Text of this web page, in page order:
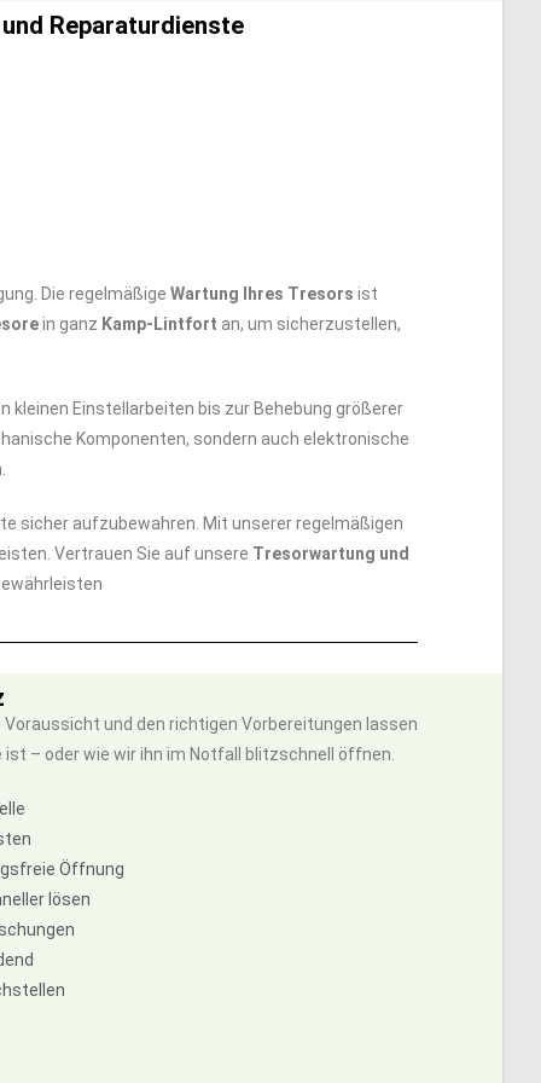
Reparaturdienste
Die regelmäßige Wartung Ihres Tresors ist
in ganz Kamp-Lintfort an, um sicherzustellen,
kleinen Einstellarbeiten bis zur Behebung größerer
Komponenten, sondern auch elektronische
sicher aufzubewahren. Mit unserer regelmäßigen
Vertrauen Sie auf unsere Tresorwartung und
und den richtigen Vorbereitungen lassen
– oder wie wir ihn im Notfall blitzschnell öffnen.
Öffnung
lösen